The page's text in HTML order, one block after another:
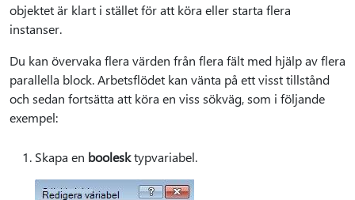
objektet är klart i stället för att köra eller starta flera
instanser.
Du kan övervaka flera värden från flera fält med hjälp av flera
parallella block. Arbetsflödet kan vänta på ett visst tillstånd
och sedan fortsätta att köra en viss sökväg, som i följande
exempel:
Skapa en boolesktypvariabel.